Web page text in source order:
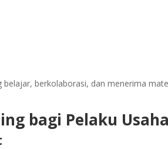
belajar, berkolaborasi, dan menerima
bagi Pelaku